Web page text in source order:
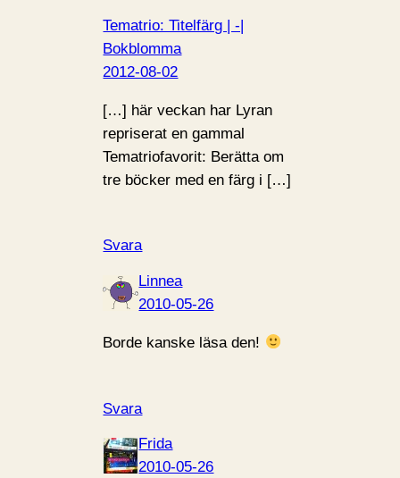
Tematrio: Titelfärg | -|
Bokblomma
2012-08-02
[…] här veckan har Lyran
repriserat en gammal
Tematriofavorit: Berätta om
tre böcker med en färg i […]
Svara
Linnea
2010-05-26
Borde kanske läsa den!
Svara
Frida
2010-05-26